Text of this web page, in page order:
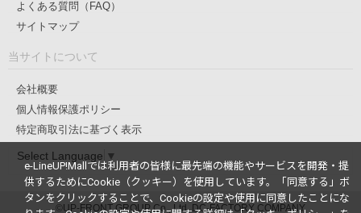
よくある質問（FAQ）
サイトマップ
当サイトについて
会社概要
個人情報保護ポリシー
特定商取引法に基づく表示
Select Language ▼
©UP-FRONT GROUP Co., Ltd. DC-FACTORY COMPANY
e-LineUP!Mallでは利用者の皆様に最先端の機能やサービスを開発・提
供するためにCookie（クッキー）を使用しています。
「同意する」ボ
タンをクリックすることで、Cookieの設定や使用に同意したことにな